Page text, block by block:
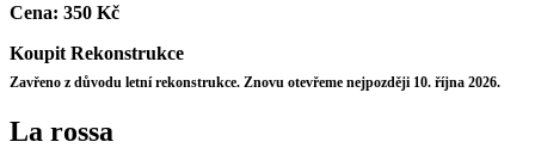
Cena: 350 Kč
Koupit Rekonstrukce
Zavřeno z důvodu letní rekonstrukce. Znovu otevřeme nejpozději 10. října 2026.
La rossa